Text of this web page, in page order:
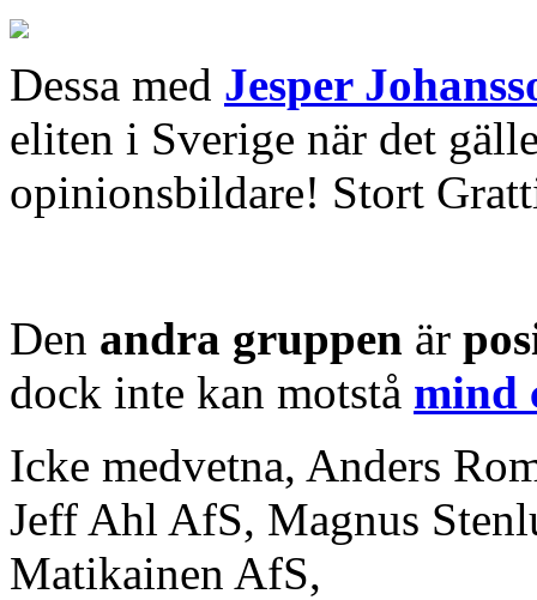
Dessa med Jesper
eliten i Sverige när det
opinionsbildare! Stort
Den andra gruppen är
dock inte kan motstå mind
Icke medvetna, Anders
Jeff Ahl AfS, Magnus
Matikainen AfS,